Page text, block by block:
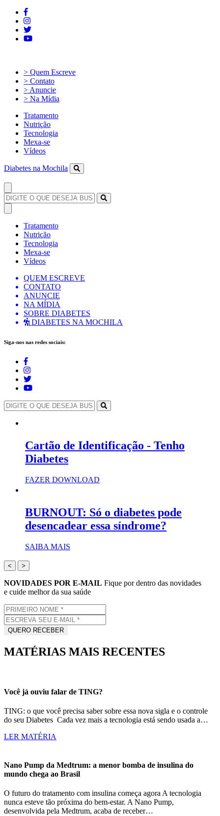
> Quem Escreve
> Contato
> Anuncie
> Na Mídia
Tratamento
Nutrição
Tecnologia
Mexa-se
Vídeos
Diabetes na Mochila
Tratamento
Nutrição
Tecnologia
Mexa-se
Vídeos
QUEM ESCREVE
CONTATO
ANUNCIE
NA MÍDIA
SOBRE DIABETES
DIABETES NA MOCHILA
Siga-nos nas redes sociais:
Cartão de Identificação - Tenho
Diabetes
FAZER DOWNLOAD
BURNOUT: Só o diabetes pode
desencadear essa síndrome?
SAIBA MAIS
< >
NOVIDADES POR E-MAIL Fique por dentro das novidades
e cuide melhor da sua saúde
MATÉRIAS MAIS RECENTES
Você já ouviu falar de TING?
TING: o que você precisa saber sobre essa nova sigla e o controle
do seu Diabetes Cada vez mais a tecnologia está sendo usada a…
LER MATÉRIA
Nano Pump da Medtrum: a menor bomba de insulina do
mundo chega ao Brasil
O futuro do tratamento com insulina começa agora A tecnologia
nunca esteve tão próxima do bem-estar. A Nano Pump,
desenvolvida pela Medtrum, acaba de receber…